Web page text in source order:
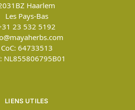
Haarlem
Les Pays-Bas
23 532 5192
CoC: 64733513
NL855806795B01
LIENS UTILES